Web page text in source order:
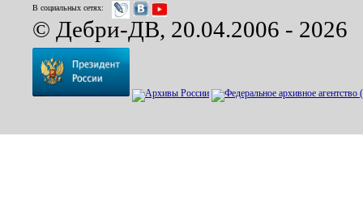
В социальных сетях:
© Дебри-ДВ, 20.04.2006 - 2026